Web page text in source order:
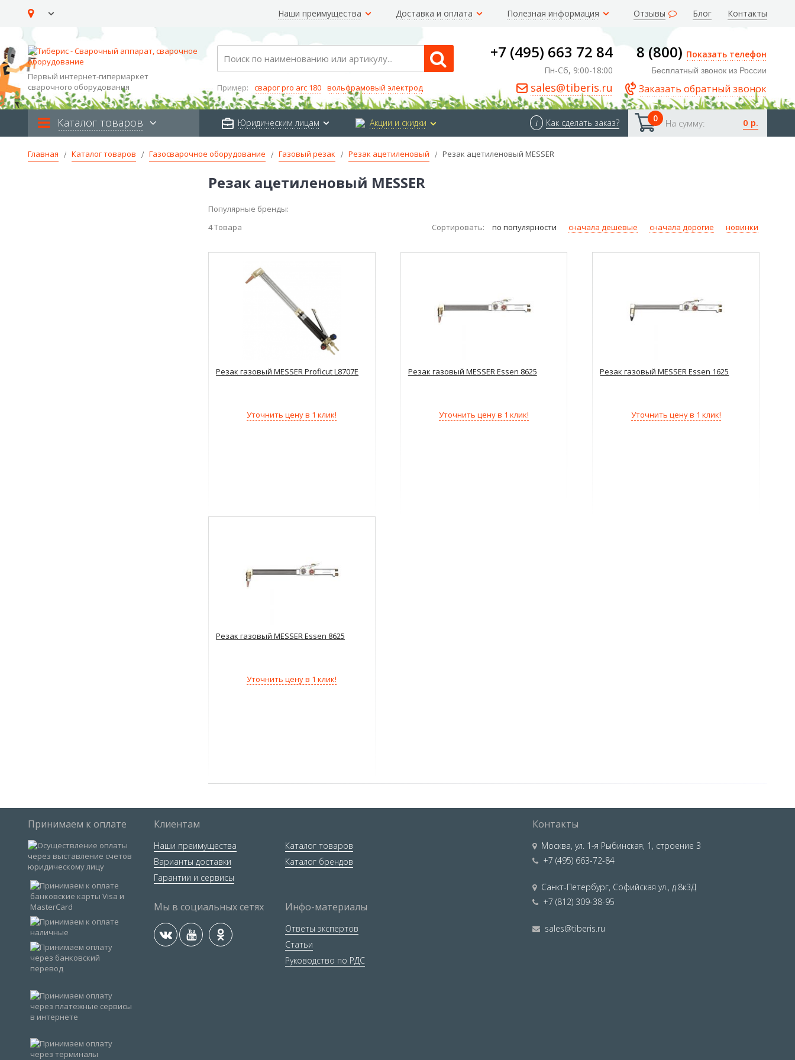
Наши преимущества Доставка и оплата Полезная информация Отзывы Блог Контакты
Первый интернет-гипермаркет
сварочного оборудования
Search
Пример: сварог pro arc 180 вольфрамовый электрод
+7 (495) 663 72 84
Пн-Сб, 9:00-18:00
sales@tiberis.ru
8 (800) Показать телефон
Бесплатный звонок из России
Заказать обратный звонок
Каталог товаров Юридическим лицам Акции и скидки 0 На сумму: 0 р.
i Как сделать заказ?
Главная Каталог товаров Газосварочное оборудование Газовый резак Резак ацетиленовый Резак ацетиленовый MESSER
Резак ацетиленовый MESSER
Популярные бренды:
4Товара Сортировать: по популярности сначала дешёвые сначала дорогие новинки
Резак газовый MESSER Proficut L8707E
Уточнить цену в 1 клик!
Резак газовый MESSER Essen 8625
Уточнить цену в 1 клик!
Резак газовый MESSER Essen 1625
Уточнить цену в 1 клик!
Резак газовый MESSER Essen 8625
Уточнить цену в 1 клик!
Принимаем к оплате Клиентам
Наши преимущества
Варианты доставки
Гарантии и сервисы
Каталог товаров
Каталог брендов
Мы в социальных сетях Инфо-материалы
Ответы экспертов
Статьи
Руководство по РДС
Контакты
Москва,ул. 1-я Рыбинская, 1, строение 3
+7 (495) 663-72-84
Санкт-Петербург, Софийская ул., д.8к3Д
+7 (812) 309-38-95
sales@tiberis.ru